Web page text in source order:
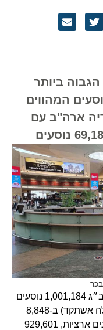
ביותר
עם 126,057 נוסעים המהווים
ארה"ב עם
במהלך חודש נובמבר 2021 עברו בנתב״ג 1,001,184 נוסעים
(בהשוואה ל-169,187 בתקופה המקבילה אשתקד) ב-8,848
תנועות מטוסים בטיסות בינלאומיות ופנים ארציות, 929,601